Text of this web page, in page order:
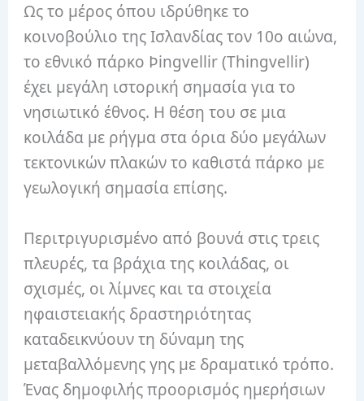
Ως το μέρος όπου ιδρύθηκε το
κοινοβούλιο της Ισλανδίας τον 10ο αιώνα,
το εθνικό πάρκο Þingvellir (Thingvellir)
έχει μεγάλη ιστορική σημασία για το
νησιωτικό έθνος. Η θέση του σε μια
κοιλάδα με ρήγμα στα όρια δύο μεγάλων
τεκτονικών πλακών το καθιστά πάρκο με
γεωλογική σημασία επίσης.
Περιτριγυρισμένο από βουνά στις τρεις
πλευρές, τα βράχια της κοιλάδας, οι
σχισμές, οι λίμνες και τα στοιχεία
ηφαιστειακής δραστηριότητας
καταδεικνύουν τη δύναμη της
μεταβαλλόμενης γης με δραματικό τρόπο.
Ένας δημοφιλής προορισμός ημερήσιων